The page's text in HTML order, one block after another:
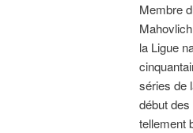
Membre
la Ligue
séries de
début
tellement